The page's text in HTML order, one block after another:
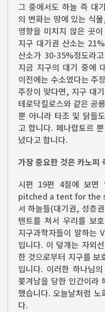
그 중에서도 하늘 즉 대
의 변화는 땅에 있는 식
영향을 미치지 않은 곳
지구 대기권 산소는
산소가 30-35%정도라
지금 지구의 대기 중에
이전에는 수소였다는 주
주장이 맞다면, 지구 대
테로닥킬로스와 같은 공
뿐 아니라 타조 및 닭들
고 합니다. 페나랍토르
녔다고 합니다.
가장 중요한 것은 카노피
시편 19편 4절에 보
pitched a tent for the
서 하늘들(대기권, 성층
텐트를 쳐서 우리를 보
지구과학자들이 말하는
입니다. 이 덮개는 자외
한 것으로부터 지구를 보
입니다. 이러한 하나님
쫓겨남을 당한 인간이라
했습니다. 오늘날처럼
다.